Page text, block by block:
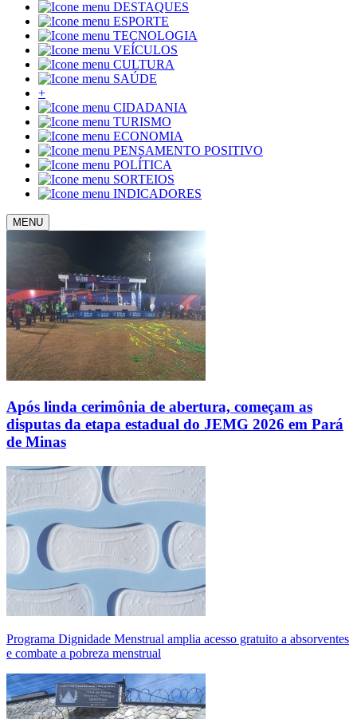
DESTAQUES
ESPORTE
TECNOLOGIA
VEÍCULOS
CULTURA
SAÚDE
+
CIDADANIA
TURISMO
ECONOMIA
PENSAMENTO POSITIVO
POLÍTICA
SORTEIOS
INDICADORES
MENU
Após linda cerimônia de abertura, começam as
disputas da etapa estadual do JEMG 2026 em Pará
de Minas
Programa Dignidade Menstrual amplia acesso gratuito a absorventes
e combate a pobreza menstrual